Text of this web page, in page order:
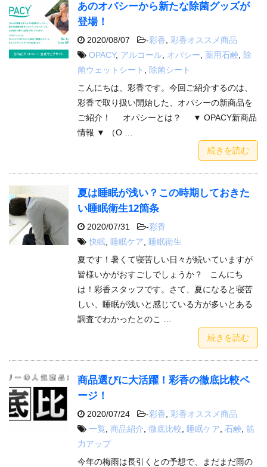
あのオパシーから新たな除菌グッズが
登場！
2020/08/07 -彩香
彩香オススメ商品
OPACY, アルコール オパシー 薬用石鹸
除
菌ウェットシート
除菌シート
こんにちは、彩香です。今回ご紹介するのは、
彩香で取り扱い開始した、オパシーの新商品を
ご紹介！ オパシーとは？ ▼ OPACY新商品
情報 ▼ （O …
続きを読む
夏は睡眠が浅い？この時期しておきた
い睡眠衛生12箇条
2020/07/31 -彩香
快眠, 睡眠ケア, 睡眠衛生
夏です！暑くて寝苦しい日々が続いていますが
皆様いかがおすごしでしょうか？ こんにち
は！彩香スタッフです。さて、夏になると寝苦
しい、睡眠が浅いと感じている方が多いとある
調査でわかったとのこ …
続きを読む
商品選びに大活躍！彩香の徹底比較ペ
ージ！
2020/07/24 -彩香
彩香オススメ商品
一覧 商品紹介 徹底比較 睡眠ケア 石鹸 筋
力アップ
今年の梅雨は長引くとの予想で、まだまだ雨の